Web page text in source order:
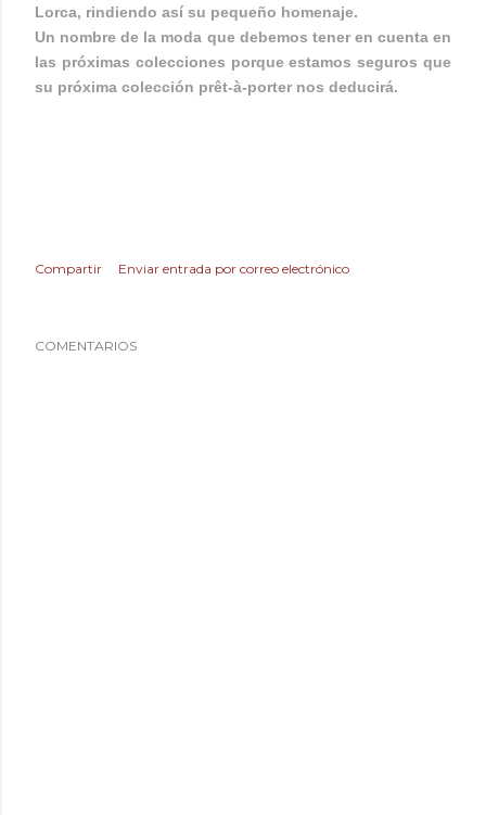
Lorca, rindiendo así su pequeño homenaje.
Un nombre de la moda que debemos tener en cuenta en
las próximas colecciones porque estamos seguros que
su próxima colección prêt-à-porter nos deducirá.
Compartir Enviar entrada por correo electrónico
COMENTARIOS